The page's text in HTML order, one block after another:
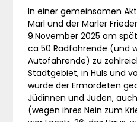
In einer gemeinsamen
Marl und der Marler
9.November 2025 am
ca 50 Radfahrende (und
Autofahrende) zu
Stadtgebiet, in Hüls und
wurde der Ermordeten
Jüdinnen und Juden,
(wegen ihres Nein zum